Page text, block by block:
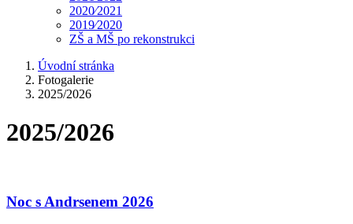
2020⁄2021
2019⁄2020
ZŠ a MŠ po rekonstrukci
Úvodní stránka
Fotogalerie
2025/2026
2025/2026
Noc s Andrsenem 2026